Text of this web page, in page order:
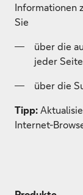
Informationen
Sie
über die
jeder
über die
Tipp:
Internet-